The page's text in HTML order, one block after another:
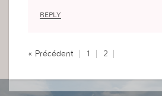
s j’y étais plus mes problèmes
REPLY
« Précédent 1 2